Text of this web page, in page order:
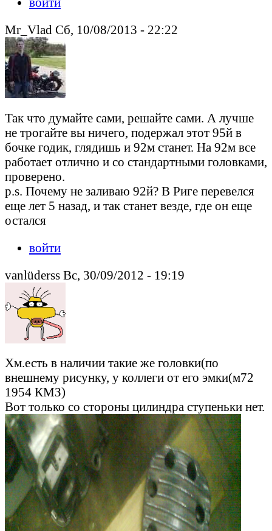
Mr_Vlad Сб, 10/08/2013 - 22:22
Так что думайте сами, решайте сами. А лучше
не трогайте вы ничего, подержал этот 95й в
бочке годик, глядишь и 92м станет. На 92м все
работает отлично и со стандартными головками,
проверено.
p.s. Почему не заливаю 92й? В Риге перевелся
еще лет 5 назад, и так станет везде, где он еще
остался
войти
vanlüderss Вс, 30/09/2012 - 19:19
Хм.есть в наличии такие же головки(по
внешнему рисунку, у коллеги от его эмки(м72
1954 КМЗ)
Вот только со стороны цилиндра ступеньки нет.